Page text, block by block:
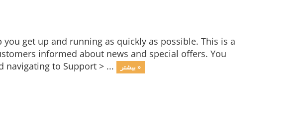
get up and running as quickly as possible. This is a
informed about news and special offers. You
navigating to Support > ...
بیشتر »